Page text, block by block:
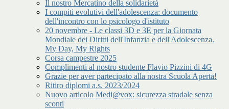
Il nostro Mercatino della solidarietà
I compiti evolutivi dell'adolescenza: documento
dell'incontro con lo psicologo d'istituto
20 novembre - Le classi 3D e 3E per la Giornata
Mondiale dei Diritti dell'Infanzia e dell'Adolescenza.
My Day, My Rights
Corsa campestre 2025
Complimenti al nostro studente Flavio Pizzini di 4G
Grazie per aver partecipato alla nostra Scuola Aperta!
Ritiro diplomi a.s. 2023/2024
Nuovo articolo Medi@vox: sicurezza stradale senza
sconti